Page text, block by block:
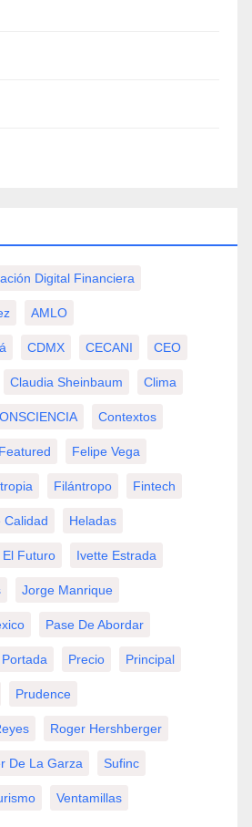
Digital Financiera
AMLO
CDMX CECANI CEO
Claudia Sheinbaum Clima
Contextos
Featured Felipe Vega
Filántropo Fintech
Calidad Heladas
Futuro Ivette Estrada
Jorge Manrique
Pase De Abordar
Portada Precio Principal
Prudence
Roger Hershberger
De La Garza Sufinc
Ventamillas